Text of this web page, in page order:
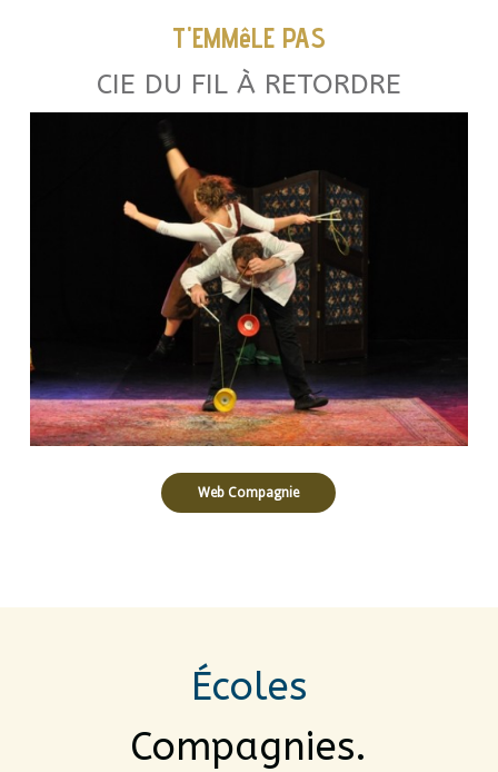
T'EMMêLE PAS
CIE DU FIL À RETORDRE
Web Compagnie
Écoles
Compagnies.